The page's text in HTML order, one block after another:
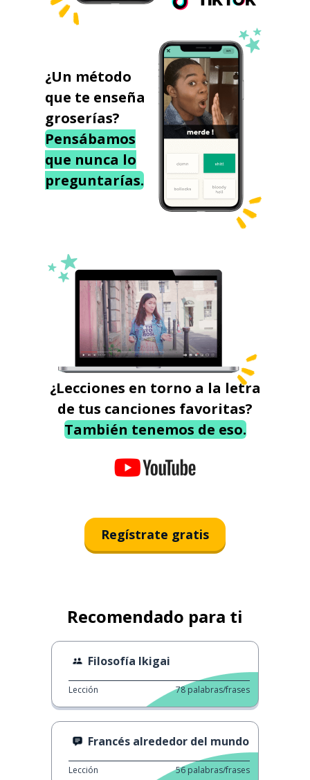
¿Un método
que te enseña
groserías?
Pensábamos
que nunca lo
preguntarías.
¿Lecciones en torno a la letra
de tus canciones favoritas?
También tenemos de eso.
Regístrate gratis
Recomendado para ti
Filosofía Ikigai
Lección 78 palabras/frases
Francés alrededor del mundo
Lección 56 palabras/frases